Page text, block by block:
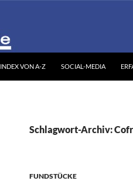
INDEX VON A-Z SOCIAL-MEDIA
Schlagwort-Archiv:
FUNDSTÜCKE